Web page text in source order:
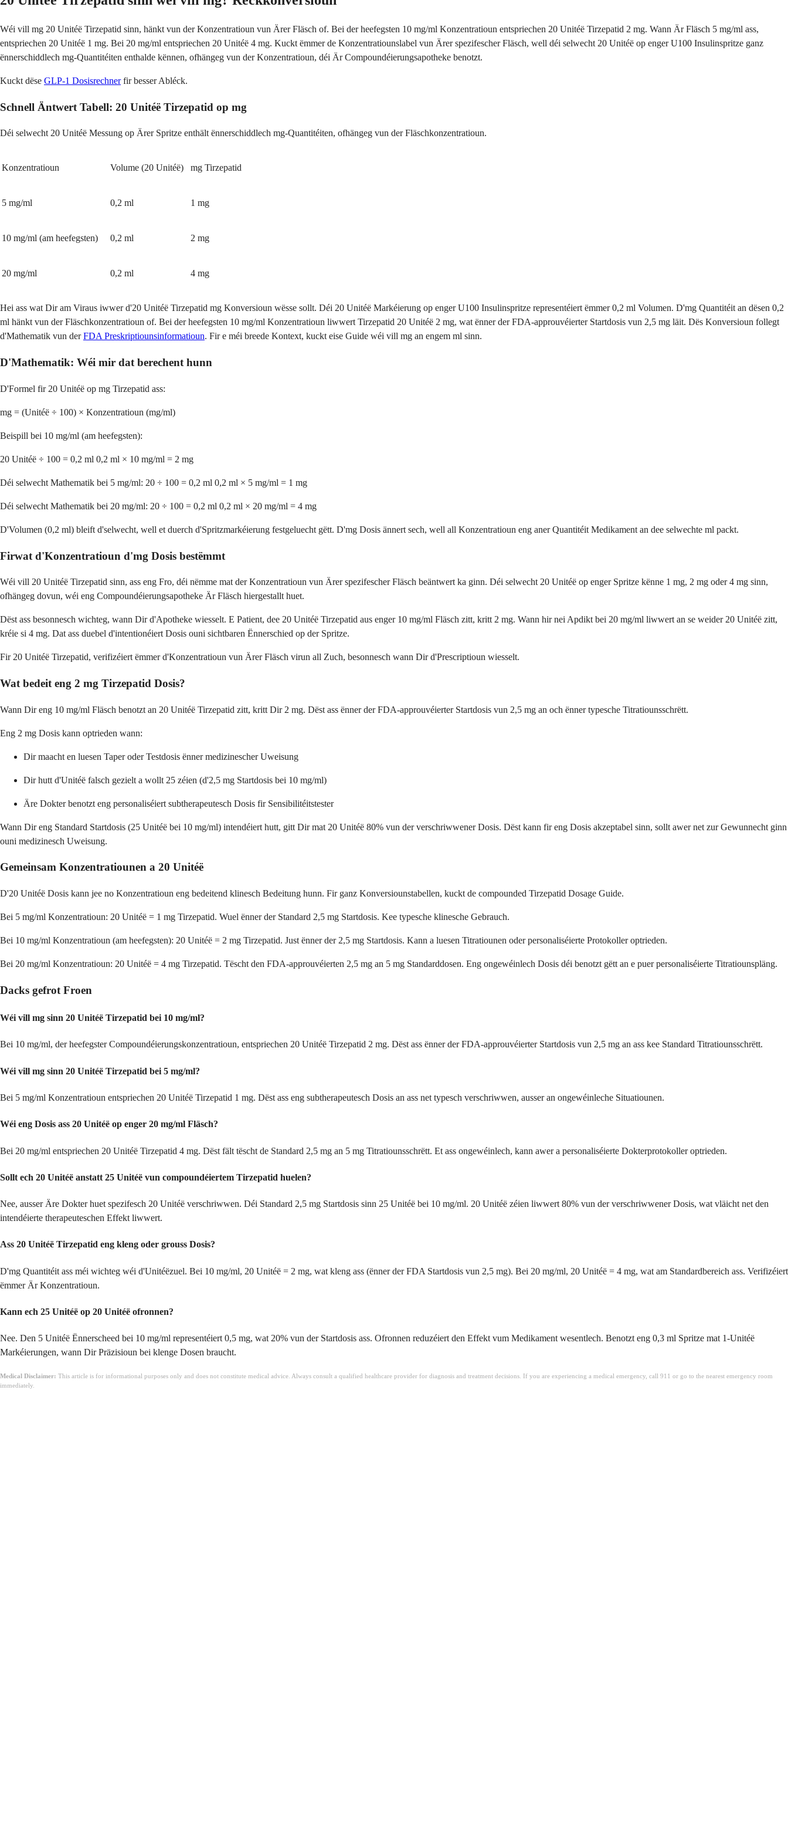
Wéi vill mg 20 Unitéë Tirzepatid sinn, hänkt vun der Konzentratioun vun Ärer Fläsch of. Bei der heefegsten 10 mg/ml Konzentratioun entspriechen 20 Unitéë Tirzepatid 2 mg. Wann Är Fläsch 5 mg/ml ass,
entspriechen 20 Unitéë 1 mg. Bei 20 mg/ml entspriechen 20 Unitéë 4 mg. Kuckt ëmmer de Konzentratiounslabel vun Ärer spezifescher Fläsch, well déi selwecht 20 Unitéë op enger U100 Insulinspritze ganz
ënnerschiddlech mg-Quantitéiten enthalde kënnen, ofhängeg vun der Konzentratioun, déi Är Compoundéierungsapotheke benotzt.
Kuckt dëse GLP-1 Dosisrechnerfir besser Abléck.
Schnell Äntwert Tabell: 20 Unitéë Tirzepatid op mg
Déi selwecht 20 Unitéë Messung op Ärer Spritze enthält ënnerschiddlech mg-Quantitéiten, ofhängeg vun der Fläschkonzentratioun.
Konzentratioun Volume (20 Unitéë) mg Tirzepatid
5 mg/ml 0,2 ml 1 mg
10 mg/ml (am heefegsten) 0,2 ml 2 mg
20 mg/ml 0,2 ml 4 mg
Hei ass wat Dir am Viraus iwwer d'20 Unitéë Tirzepatid mg Konversioun wësse sollt. Déi 20 Unitéë Markéierung op enger U100 Insulinspritze representéiert ëmmer 0,2 ml Volumen. D'mg Quantitéit an dësen 0,2
ml hänkt vun der Fläschkonzentratioun of. Bei der heefegsten 10 mg/ml Konzentratioun liwwert Tirzepatid 20 Unitéë 2 mg, wat ënner der FDA-approuvéierter Startdosis vun 2,5 mg läit. Dës Konversioun follegt
d'Mathematik vun derFDA Preskriptiounsinformatioun. Fir e méi breede Kontext, kuckt eise Guide wéi vill mg an engem ml sinn.
D'Mathematik: Wéi mir dat berechent hunn
D'Formel fir 20 Unitéë op mg Tirzepatid ass:
mg = (Unitéë ÷ 100) × Konzentratioun (mg/ml)
Beispill bei 10 mg/ml (am heefegsten):
20 Unitéë ÷ 100 = 0,2 ml 0,2 ml × 10 mg/ml = 2 mg
Déi selwecht Mathematik bei 5 mg/ml: 20 ÷ 100 = 0,2 ml 0,2 ml × 5 mg/ml = 1 mg
Déi selwecht Mathematik bei 20 mg/ml: 20 ÷ 100 = 0,2 ml 0,2 ml × 20 mg/ml = 4 mg
D'Volumen (0,2 ml) bleift d'selwecht, well et duerch d'Spritzmarkéierung festgeluecht gëtt. D'mg Dosis ännert sech, well all Konzentratioun eng aner Quantitéit Medikament an dee selwechte ml packt.
Firwat d'Konzentratioun d'mg Dosis bestëmmt
Wéi vill 20 Unitéë Tirzepatid sinn, ass eng Fro, déi nëmme mat der Konzentratioun vun Ärer spezifescher Fläsch beäntwert ka ginn. Déi selwecht 20 Unitéë op enger Spritze kënne 1 mg, 2 mg oder 4 mg sinn,
ofhängeg dovun, wéi eng Compoundéierungsapotheke Är Fläsch hiergestallt huet.
Dëst ass besonnesch wichteg, wann Dir d'Apotheke wiesselt. E Patient, dee 20 Unitéë Tirzepatid aus enger 10 mg/ml Fläsch zitt, kritt 2 mg. Wann hir nei Apdikt bei 20 mg/ml liwwert an se weider 20 Unitéë zitt,
kréie si 4 mg. Dat ass duebel d'intentionéiert Dosis ouni sichtbaren Ënnerschied op der Spritze.
Fir 20 Unitéë Tirzepatid, verifizéiert ëmmer d'Konzentratioun vun Ärer Fläsch virun all Zuch, besonnesch wann Dir d'Prescriptioun wiesselt.
Wat bedeit eng 2 mg Tirzepatid Dosis?
Wann Dir eng 10 mg/ml Fläsch benotzt an 20 Unitéë Tirzepatid zitt, kritt Dir 2 mg. Dëst ass ënner der FDA-approuvéierter Startdosis vun 2,5 mg an och ënner typesche Titratiounsschrëtt.
Eng 2 mg Dosis kann optrieden wann:
Dir maacht en luesen Taper oder Testdosis ënner medizinescher Uweisung
Dir hutt d'Unitéë falsch gezielt a wollt 25 zéien (d'2,5 mg Startdosis bei 10 mg/ml)
Äre Dokter benotzt eng personaliséiert subtherapeutesch Dosis fir Sensibilitéitstester
Wann Dir eng Standard Startdosis (25 Unitéë bei 10 mg/ml) intendéiert hutt, gitt Dir mat 20 Unitéë 80% vun der verschriwwener Dosis. Dëst kann fir eng Dosis akzeptabel sinn, sollt awer net zur Gewunnecht ginn
ouni medizinesch Uweisung.
Gemeinsam Konzentratiounen a 20 Unitéë
D'20 Unitéë Dosis kann jee no Konzentratioun eng bedeitend klinesch Bedeitung hunn. Fir ganz Konversiounstabellen, kuckt de compounded Tirzepatid Dosage Guide.
Bei 5 mg/ml Konzentratioun: 20 Unitéë = 1 mg Tirzepatid. Wuel ënner der Standard 2,5 mg Startdosis. Kee typesche klinesche Gebrauch.
Bei 10 mg/ml Konzentratioun (am heefegsten): 20 Unitéë = 2 mg Tirzepatid. Just ënner der 2,5 mg Startdosis. Kann a luesen Titratiounen oder personaliséierte Protokoller optrieden.
Bei 20 mg/ml Konzentratioun: 20 Unitéë = 4 mg Tirzepatid. Tëscht den FDA-approuvéierten 2,5 mg an 5 mg Standarddosen. Eng ongewéinlech Dosis déi benotzt gëtt an e puer personaliséierte Titratiounspläng.
Dacks gefrot Froen
Wéi vill mg sinn 20 Unitéë Tirzepatid bei 10 mg/ml?
Bei 10 mg/ml, der heefegster Compoundéierungskonzentratioun, entspriechen 20 Unitéë Tirzepatid 2 mg. Dëst ass ënner der FDA-approuvéierter Startdosis vun 2,5 mg an ass kee Standard Titratiounsschrëtt.
Wéi vill mg sinn 20 Unitéë Tirzepatid bei 5 mg/ml?
Bei 5 mg/ml Konzentratioun entspriechen 20 Unitéë Tirzepatid 1 mg. Dëst ass eng subtherapeutesch Dosis an ass net typesch verschriwwen, ausser an ongewéinleche Situatiounen.
Wéi eng Dosis ass 20 Unitéë op enger 20 mg/ml Fläsch?
Bei 20 mg/ml entspriechen 20 Unitéë Tirzepatid 4 mg. Dëst fält tëscht de Standard 2,5 mg an 5 mg Titratiounsschrëtt. Et ass ongewéinlech, kann awer a personaliséierte Dokterprotokoller optrieden.
Sollt ech 20 Unitéë anstatt 25 Unitéë vun compoundéiertem Tirzepatid huelen?
Nee, ausser Äre Dokter huet spezifesch 20 Unitéë verschriwwen. Déi Standard 2,5 mg Startdosis sinn 25 Unitéë bei 10 mg/ml. 20 Unitéë zéien liwwert 80% vun der verschriwwener Dosis, wat vläicht net den
intendéierte therapeuteschen Effekt liwwert.
Ass 20 Unitéë Tirzepatid eng kleng oder grouss Dosis?
D'mg Quantitéit ass méi wichteg wéi d'Unitéëzuel. Bei 10 mg/ml, 20 Unitéë = 2 mg, wat kleng ass (ënner der FDA Startdosis vun 2,5 mg). Bei 20 mg/ml, 20 Unitéë = 4 mg, wat am Standardbereich ass. Verifizéiert
ëmmer Är Konzentratioun.
Kann ech 25 Unitéë op 20 Unitéë ofronnen?
Nee. Den 5 Unitéë Ënnerscheed bei 10 mg/ml representéiert 0,5 mg, wat 20% vun der Startdosis ass. Ofronnen reduzéiert den Effekt vum Medikament wesentlech. Benotzt eng 0,3 ml Spritze mat 1-Unitéë
Markéierungen, wann Dir Präzisioun bei klenge Dosen braucht.
Medical Disclaimer: This article is for informational purposes only and does not constitute medical advice. Always consult a qualified healthcare provider for diagnosis and treatment decisions. If you are experiencing a medical emergency, call 911 or go to the nearest emergency room
immediately.